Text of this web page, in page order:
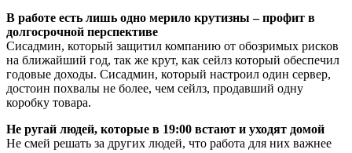
В работе есть лишь одно мерило крутизны – профит в
долгосрочной перспективе
Сисадмин, который защитил компанию от обозримых рисков
на ближайший год, так же крут, как сейлз который обеспечил
годовые доходы. Сисадмин, который настроил один сервер,
достоин похвалы не более, чем сейлз, продавший одну
коробку товара.
Не ругай людей, которые в 19:00 встают и уходят домой
Не смей решать за других людей, что работа для них важнее